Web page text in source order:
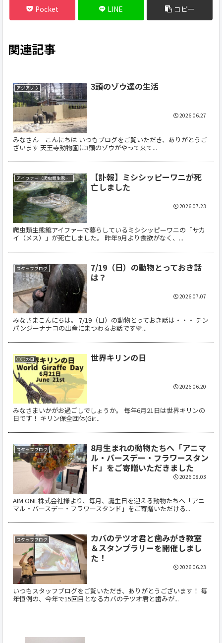
Pocket LINE コピー
関連記事
アジアゾウ 3頭のゾウ達の生活
みなさん こんにちは いつもブログをご覧いただき、ありがとうご
ざいます 天王寺動物園に3頭のゾウがやって来て...
2026.06.27
アイファー（爬虫類生態館）
【訃報】ミシシッピーワニが死
亡しました
爬虫類生態館アイファーで暮らしているミシシッピーワニの「サカ
イ（メス）」が死亡しました。 昨年9月より食欲がなく、...
2026.07.23
スタッフブログ
7/19（日）の動物とっておき話
は？
みなさまこんにちは。 7/19（日）の動物とっておき話は・・・ チン
パンジーナナコの出産にまつわるお話です💛...
2026.07.07
○○の日 世界キリンの日
みなさまいかがお過ごしでしょうか。 毎年6月21日は世界キリンの
日です！ キリン保全団体(Gir...
2026.06.20
スタッフブログ
8月生まれの動物たちへ「アニマ
ル・バースデー・フラワースタン
ド」をご寄贈いただきました
AIM ONE株式会社様より、毎月、誕生日を迎える動物たちへ「アニ
マル・バースデー・フラワースタンド」をご寄贈いただける...
2026.08.03
スタッフブログ
カバのテツオ君と歯みがき教室
＆スタンプラリーを開催しまし
た！
いつもスタッフブログをご覧いただき、ありがとうございます！ 毎
年恒例の、今年で15回目となるカバのテツオ君と歯みが...
2026.06.23